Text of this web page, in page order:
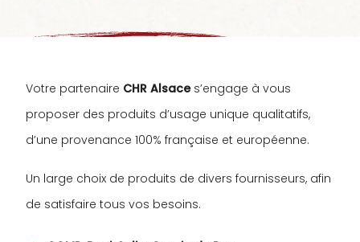
Votre partenaire CHR Alsaces’engage à vous
proposer des produits d’usage unique qualitatifs,
d’une provenance 100% française et européenne.
Un large choix de produits de divers fournisseurs, afin
de satisfaire tous vos besoins.